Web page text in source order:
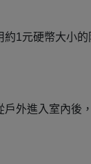
約1元硬幣大小的
戶外進入室內後